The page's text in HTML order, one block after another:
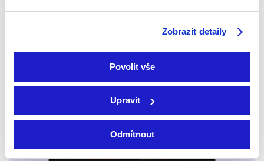
Zobrazit detaily
Povolit vše
Upravit
Odmítnout
Sledovat internetovou televizi jde odkudkoliv